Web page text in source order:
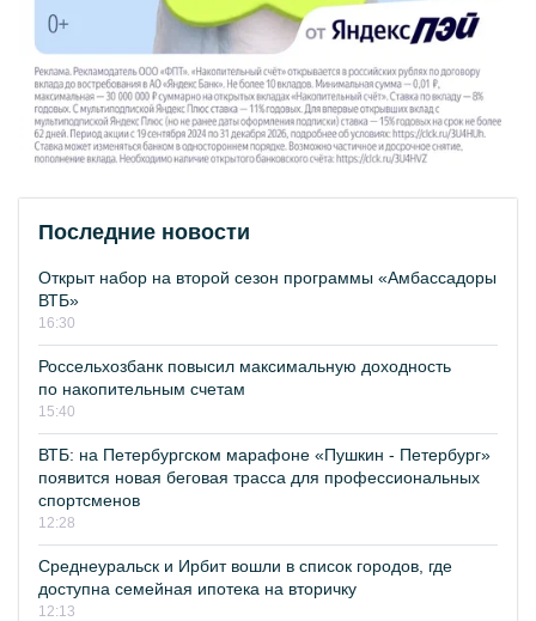
Последние новости
Открыт набор на второй сезон программы «Амбассадоры
ВТБ»
16:30
Россельхозбанк повысил максимальную доходность
по накопительным счетам
15:40
ВТБ: на Петербургском марафоне «Пушкин - Петербург»
появится новая беговая трасса для профессиональных
спортсменов
12:28
Среднеуральск и Ирбит вошли в список городов, где
доступна семейная ипотека на вторичку
12:13